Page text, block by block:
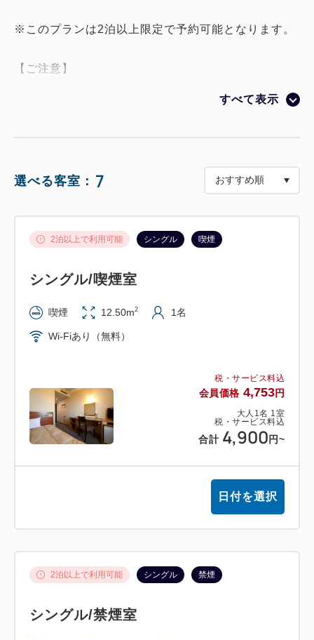
※このプランは2泊以上限定で予約可能となります。
【ご注意】
ドアノブに掛けさせていただき、ごみ捨てをおこな
お部屋の外に
【お部屋について】
けます。
用意がございます。
またお手持ちのパソコンでインターネットが無料でご
利用頂けます。
すべて表示
選べる客室： 7
税・サービス料込
会員価格 4,753円
大人 1名 1室
税・サービス料込
合計 4,900 円~
2泊以上で利用可能 シングル 喫煙
シングル/喫煙室
喫煙 12.50m2 1名
Wi-Fiあり（無料）
日付を選択
2泊以上で利用可能 シングル 禁煙
シングル/禁煙室